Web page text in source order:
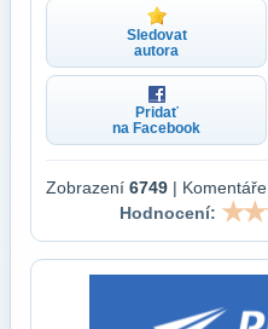
Sledovat
autora
Pridať
na Facebook
Zobrazení 6749 | Komentáře
Hodnocení: